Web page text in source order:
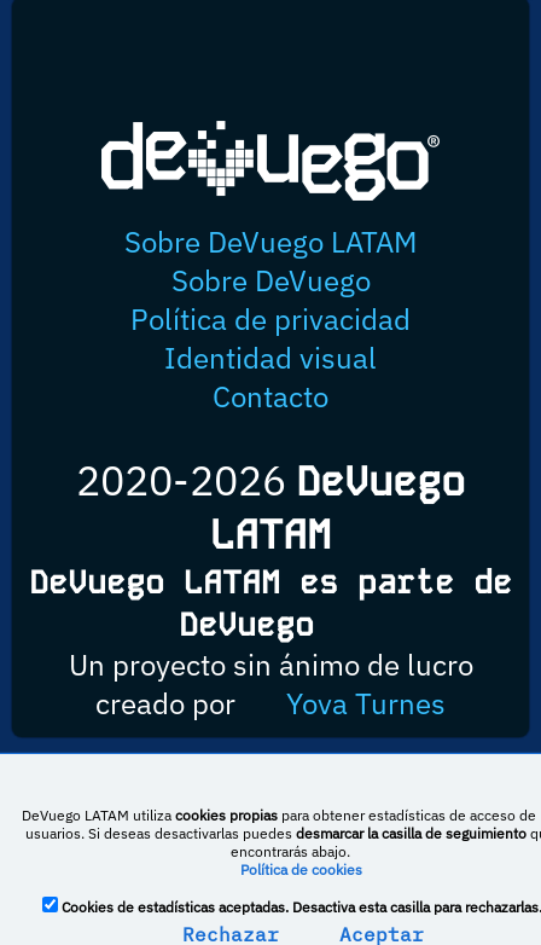
Sobre DeVuego LATAM
Sobre DeVuego
Política de privacidad
Identidad visual
Contacto
2020-2026 DeVuego
LATAM
DeVuego LATAM es parte de
DeVuego
Un proyecto sin ánimo de lucro
creado por
Yova Turnes
Esta obra está bajo una licencia de Creative Commons Reconocimiento-
NoComercial-CompartirIgual 4.0 Internacional
DeVuego España
DeVuego LATAM
DeVuego LATAM utiliza cookies propiaspara obtener estadísticas de acceso de
usuarios. Si deseas desactivarlas puedes desmarcar la casilla de seguimiento
encontrarás abajo.
Política de cookies
Cookies de estadísticas aceptadas. Desactiva esta casilla para rechazarlas.
Rechazar Aceptar